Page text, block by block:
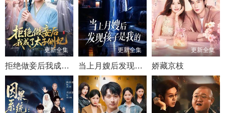
更新全集
拒绝做妾后我成了太子侧妃
更新全集
当上月嫂后发现孩子是我的
更新全集
娇藏京枝